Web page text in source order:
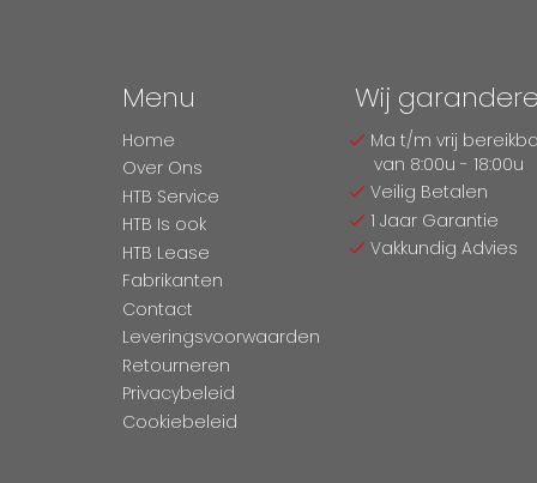
Menu
Home
Over Ons
HTB Service
HTB Is ook
HTB Lease
Fabrikanten
Contact
Leveringsvoorwaarden
Retourneren
Privacybeleid
Cookiebeleid
Wij
Ma t/m vrij
van 8:00u - 18:00u
Veilig Betalen
1 Jaar Garantie
Vakkundig Advies